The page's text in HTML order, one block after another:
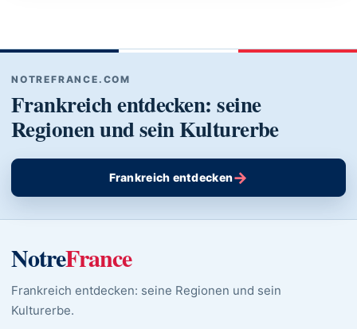
NOTREFRANCE.COM
Frankreich entdecken: seine
Regionen und sein Kulturerbe
Frankreich entdecken→
NotreFrance
Frankreich entdecken: seine Regionen und sein
Kulturerbe.